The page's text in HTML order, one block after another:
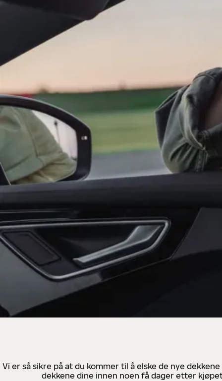
Vi er så sikre på at du kommer til å elske de nye
dekkene dine innen noen få dager etter